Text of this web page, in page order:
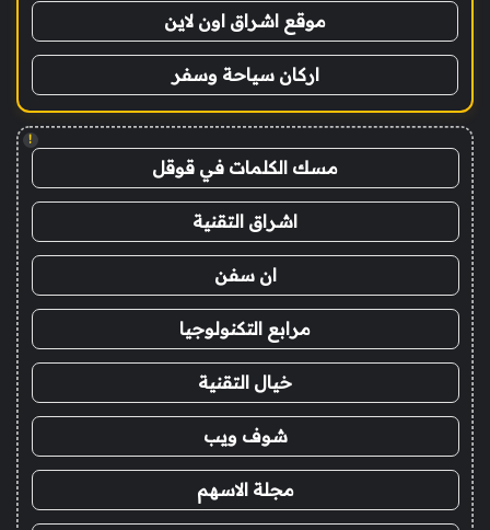
موقع اشراق اون لاين
اركان سياحة وسفر
!
مسك الكلمات في قوقل
اشراق التقنية
ان سفن
مرابع التكنولوجيا
خيال التقنية
شوف ويب
مجلة الاسهم